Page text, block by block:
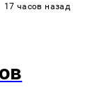
17 часов назад